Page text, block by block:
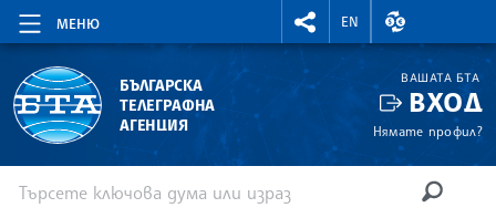
МЕНЮ
RIGHTMENU.SOCIAL
EN
ВАЛУТНИ
БЪЛГАРСКА
ТЕЛЕГРАФНА
АГЕНЦИЯ
ВАШАТА БТА
ВХОД
Нямате профил?